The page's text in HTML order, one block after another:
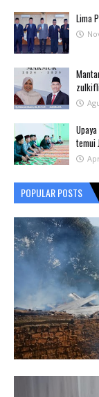
Lima
temui
POPULAR POSTS